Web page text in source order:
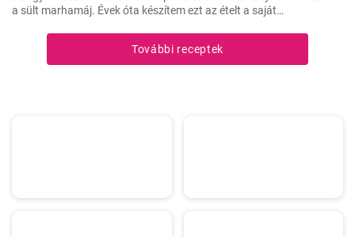
a sült marhamáj. Évek óta készítem ezt az ételt a saját
tökéletesítettem. Nagyon örülök, hogy itt megoszthatom veletek.
További receptek